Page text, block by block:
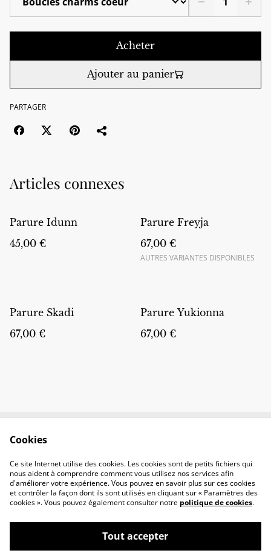
Acheter
Ajouter au panier
PARTAGER
Articles connexes
Parure Idunn
45,00 €
Parure Freyja
67,00 €
AUTRES VARIANTES DISPONIBLES
Parure Skadi
67,00 €
Parure Yukionna
67,00 €
Politique de
confidentialité
Politique de cookies
Cookies
Ce site Internet utilise des cookies. Les cookies sont de petits fichiers qui
nous aident à comprendre comment vous utilisez nos services afin
d'améliorer votre expérience. Vous pouvez en savoir plus sur ces cookies
et contrôler la façon dont ils sont utilisés en cliquant sur « Paramètres des
cookies ». Vous pouvez également consulter notre politique de cookies.
Tout accepter